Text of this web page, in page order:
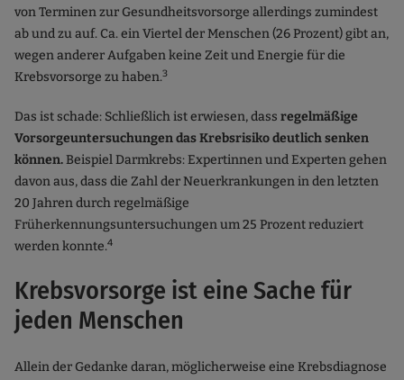
von Terminen zur Gesundheitsvorsorge allerdings zumindest
ab und zu auf. Ca. ein Viertel der Menschen (26 Prozent) gibt an,
wegen anderer Aufgaben keine Zeit und Energie für die
Krebsvorsorge zu haben.3
Das ist schade: Schließlich ist erwiesen, dass regelmäßige
Vorsorgeuntersuchungen das Krebsrisiko deutlich senken
können.Beispiel Darmkrebs: Expertinnen und Experten gehen
davon aus, dass die Zahl der Neuerkrankungen in den letzten
20 Jahren durch regelmäßige
Früherkennungsuntersuchungen um 25 Prozent reduziert
werden konnte.4
Krebsvorsorge ist eine Sache für
jeden Menschen
Allein der Gedanke daran, möglicherweise eine Krebsdiagnose